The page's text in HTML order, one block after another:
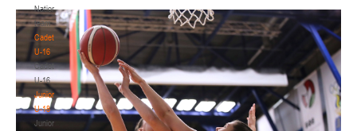
National
team
Cadets
U-16
Cadets
U-16
Juniors
U-18
Juniors